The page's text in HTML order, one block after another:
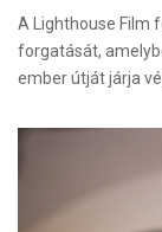
A Lighthouse Film
forgatását,
ember útját járja